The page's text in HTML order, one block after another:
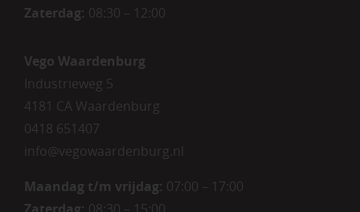
Zaterdag: 08:30 – 12:00
Vego Waardenburg
Industrieweg 5
4181 CA Waardenburg
0418 651407
info@vegowaardenburg.nl
Maandag t/m vrijdag: 07:00 – 17:00
Zaterdag: 08:30 – 15:00